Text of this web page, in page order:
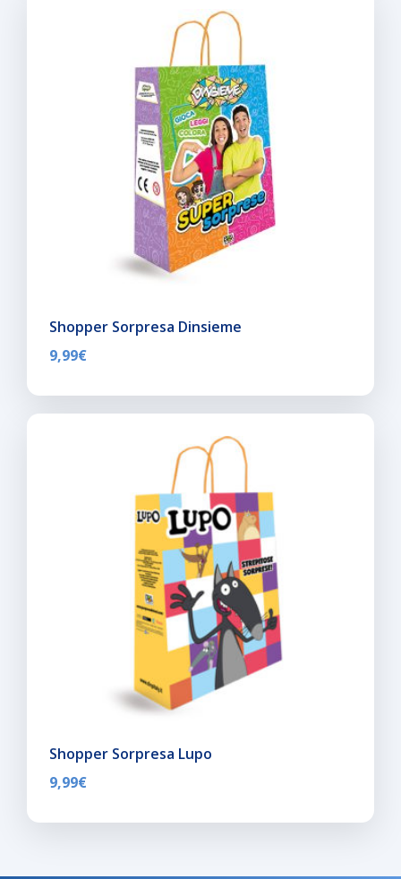
Shopper Sorpresa Dinsieme
9,99€
Shopper Sorpresa Lupo
9,99€